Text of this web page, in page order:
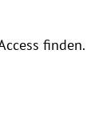
finden.